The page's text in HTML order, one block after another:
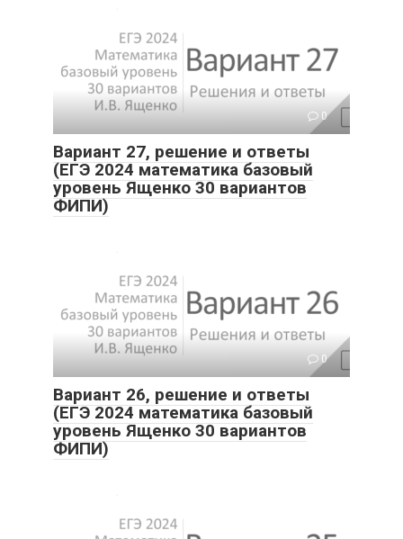
0
Вариант 27, решение и ответы
(ЕГЭ 2024 математика базовый
уровень Ященко 30 вариантов
ФИПИ)
0
Вариант 26, решение и ответы
(ЕГЭ 2024 математика базовый
уровень Ященко 30 вариантов
ФИПИ)